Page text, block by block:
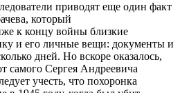
приводят еще один факт
который
к концу войны близкие
и его личные вещи: документы и
дней. Но вскоре оказалось,
самого Сергея Андреевича
учесть, что похоронка